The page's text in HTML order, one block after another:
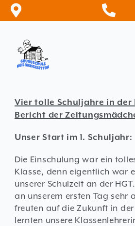
Zum
Inhalt
AKTUELLES
INFORMATION
Vier tolle Schuljahre in der
Bericht der
Unser Start im 1. Schuljahr:
Die Einschulung war ein
Klasse, denn eigentlich war
unserer Schulzeit an der
an unserem ersten Tag sehr
freuten auf die Zukunft in
lernten unsere